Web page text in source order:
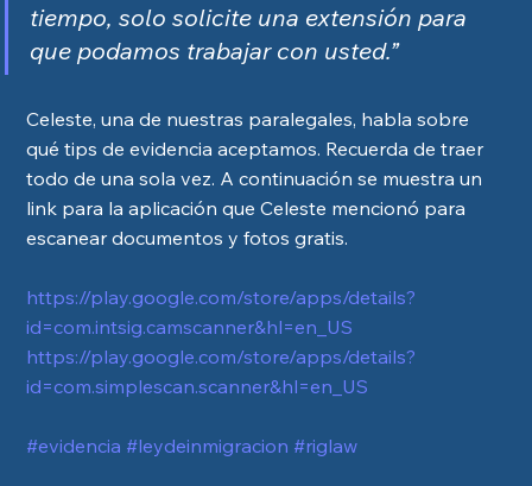
tiempo, solo solicite una extensión para
que podamos trabajar con usted.”
Celeste, una de nuestras paralegales, habla sobre
qué tips de evidencia aceptamos. Recuerda de traer
todo de una sola vez. A continuación se muestra un
link para la aplicación que Celeste mencionó para
escanear documentos y fotos gratis.
https://play.google.com/store/apps/details?
id=com.intsig.camscanner&hl=en_US
https://play.google.com/store/apps/details?
id=com.simplescan.scanner&hl=en_US
#evidencia #leydeinmigracion #riglaw